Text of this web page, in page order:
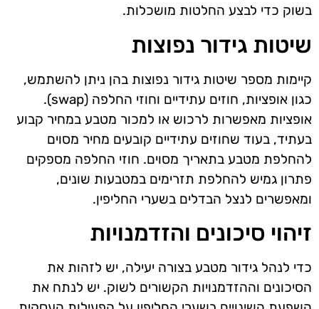
בשוק כדי לבצע החלטות מושכלות.
שיטות גידור נפוצות
קיימות מספר שיטות גידור נפוצות בהן ניתן להשתמש,
כגון אופציות, חוזים עתידיים וחוזי החלפה (swap).
אופציות מאפשרות לרכוש או למכור מטבע במחיר קבוע
בעתיד, בעוד שחוזים עתידיים קובעים מחיר מסוים
להחלפת מטבע בתאריך מסוים. חוזי החלפה מספקים
פתרון גמיש להחלפת תזרימים במטבעות שונים,
ומאפשרים לנצל הבדלים בשערי החליפין.
זיהוי סיכונים והזדמנויות
כדי לנהל גידור מטבע בצורה יעילה, יש לזהות את
הסיכונים וההזדמנויות הקשורים לשוק. יש לנתח את